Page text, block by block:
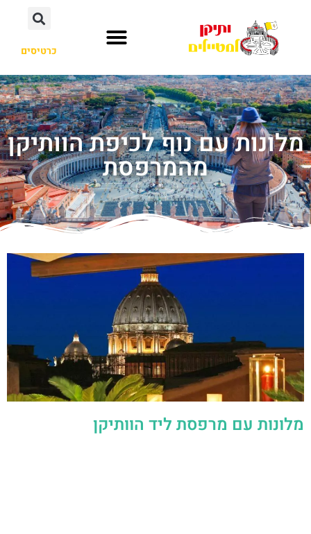
כרטיסים
מלונות עם נוף לכיפת הוותיקן
מהמרפסת
מלונות עם מרפסת ליד הוותיקן